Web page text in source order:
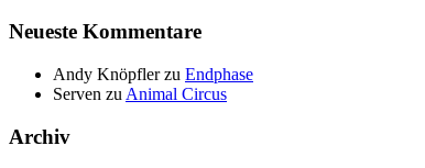
Neueste Kommentare
Andy Knöpflerzu Endphase
Serven zu Animal Circus
Archiv